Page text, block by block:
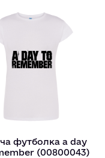
футболка a day
(00800043)